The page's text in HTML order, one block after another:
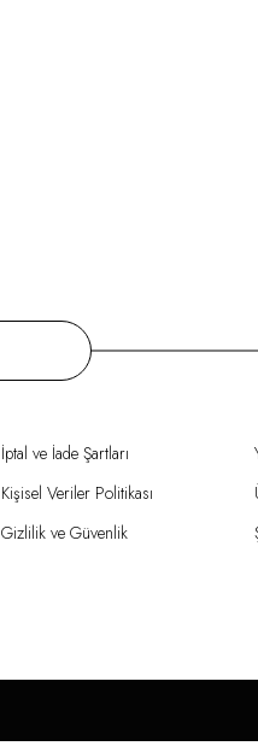
İptal ve İade Şartları
Kişisel Veriler Politikası
Gizlilik ve Güvenlik